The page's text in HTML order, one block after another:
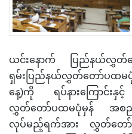
ယင်းနောက် ပြည်နယ်လွှတ်
ရှမ်းပြည်နယ်လွှတ်တော်ပ
နေ့)ကို ရပ်နားကြောင်း
လွှတ်တော်ပထမပုံမှန် အစည်း
လုပ်မည့်ရက်အား လွှတ်တော်